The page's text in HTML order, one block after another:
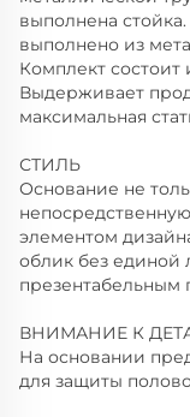
выполнена
выполнено из
Комплект состоит
Выдерживает
максимальная
СТИЛЬ
Основание не
элементом
облик без единой
ВНИМАНИЕ К
На основании
для защиты